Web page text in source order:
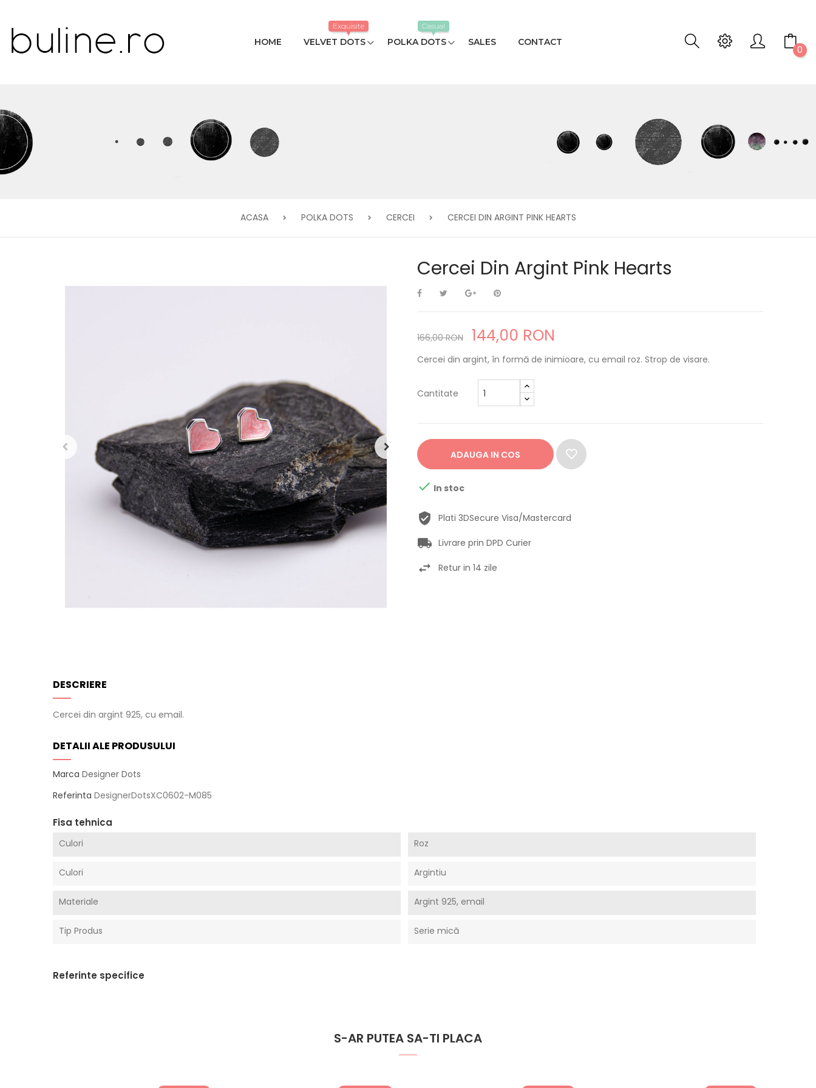
HOME VELVET DOTS
Exquisite
POLKA DOTS
Casual
SALES CONTACT
0
ACASA POLKA DOTS CERCEI CERCEI DIN ARGINT PINK HEARTS
Cercei Din Argint Pink Hearts
166,00 RON 144,00 RON
Cercei din argint, în formă de inimioare, cu email roz. Strop de visare.
Cantitate
ADAUGA IN COS
 In stoc
Plati 3DSecure Visa/Mastercard
Livrare prin DPD Curier
Retur in 14 zile
DESCRIERE
Cercei din argint 925, cu email.
DETALII ALE PRODUSULUI
Marca Designer Dots
Referinta DesignerDotsXC0602-M085
Fisa tehnica
Culori Roz
Culori Argintiu
Materiale Argint 925, email
Tip Produs Serie mică
Referinte specifice
S-AR PUTEA SA-TI PLACA